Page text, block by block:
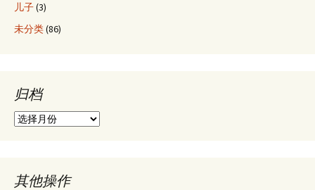
儿子(3)
未分类(86)
归档
归
其他操作